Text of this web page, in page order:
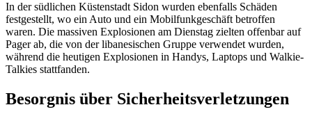
In der südlichen Küstenstadt Sidon wurden ebenfalls Schäden
festgestellt, wo ein Auto und ein Mobilfunkgeschäft betroffen
waren. Die massiven Explosionen am Dienstag zielten offenbar auf
Pager ab, die von der libanesischen Gruppe verwendet wurden,
während die heutigen Explosionen in Handys, Laptops und Walkie-
Talkies stattfanden.
Besorgnis über Sicherheitsverletzungen